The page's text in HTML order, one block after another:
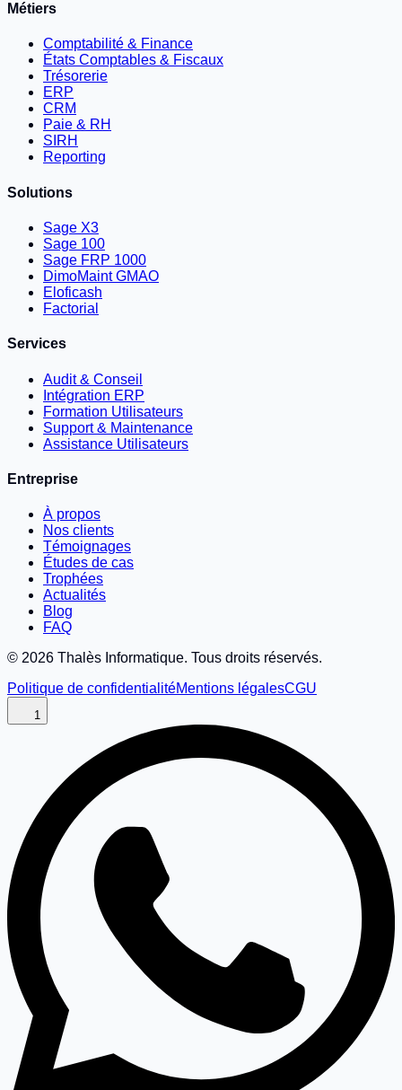
Métiers
Comptabilité & Finance
États Comptables & Fiscaux
Trésorerie
ERP
CRM
Paie & RH
SIRH
Reporting
Solutions
Sage X3
Sage 100
Sage FRP 1000
DimoMaint GMAO
Eloficash
Factorial
Services
Audit & Conseil
Intégration ERP
Formation Utilisateurs
Support & Maintenance
Assistance Utilisateurs
Entreprise
À propos
Nos clients
Témoignages
Études de cas
Trophées
Actualités
Blog
FAQ
© 2026 Thalès Informatique. Tous droits réservés.
Politique de confidentialitéMentions légalesCGU
1